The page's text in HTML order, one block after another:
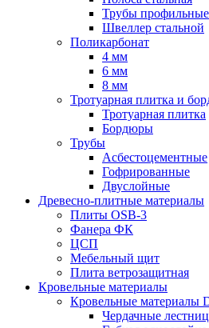
Трубы профильные
Швеллер стальной
Поликарбонат
4 мм
6 мм
8 мм
Тротуарная плитка и
Тротуарная плитка
Бордюры
Трубы
Асбестоцементные
Гофрированные
Двуслойные
Древесно-плитные материалы
Плиты OSB-3
Фанера ФК
ЦСП
Мебельный щит
Плита ветрозащитная
Кровельные материалы
Кровельные материалы
Чердачные